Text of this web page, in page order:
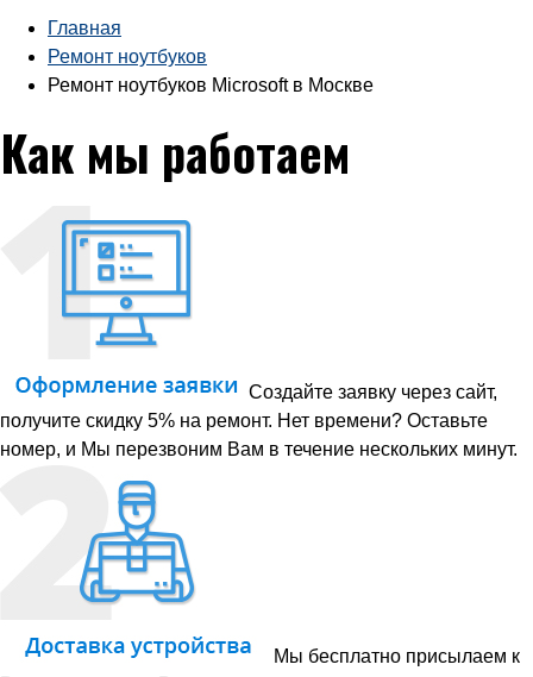
Главная
Ремонт ноутбуков
Ремонт ноутбуков Microsoft в Москве
Как мы работаем
Создайте заявку через сайт,
получите скидку 5% на ремонт. Нет времени? Оставьте
номер, и Мы перезвоним Вам в течение нескольких минут.
Мы бесплатно присылаем к